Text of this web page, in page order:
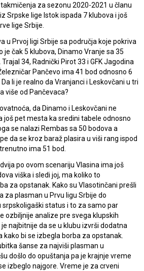
za sezonu 2020-2021 u članu
Srpske lige Istok ispada 7 klubova i još
lige Srbije.
u Prvoj ligi Srbije sa područja koje pokriva
je čak 5 klubova, Dinamo Vranje sa 35
Trajal 34, Radnički Pirot 33 i GFK Jagodina
Pančevo ima 41 bod odnosno 6
li je realno da Vranjanci i Leskovčani u tri
više od Pančevaca?
da Dinamo i Leskovčani ne
još pet mesta ka sredini tabele odnosno
se nalazi Rembas sa 50 bodova a
da se kroz baraž plasira u viši rang ispod
ima 51 bod.
po ovom scenariju Vlasina ima još
viška i sledi joj, ma koliko to
za opstanak. Kako su Vlasotinčani prešli
za plasman u Prvu ligu Srbije do
status i to za samo par
ozbiljnije analize pre svega klupskih
najbitnije da se u klubu izvrši dodatna
bi se izbegla borba za opstanak.
šanse za najviši plasman u
došlo do opuštanja pa je krajnje vreme
izbeglo najgore. Vreme je za crveni